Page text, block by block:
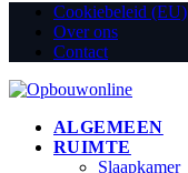
Cookiebeleid (EU)
Over ons
Contact
ALGEMEEN
RUIMTE
Slaapkamer